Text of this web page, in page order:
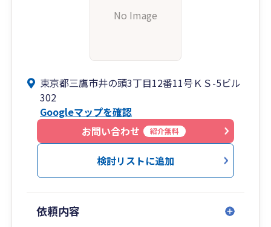
No Image
東京都三鷹市井の頭3丁目12番11号ＫＳ-5ビル
302
Googleマップを確認
お問い合わせ
紹介無料
検討リストに追加
依頼内容